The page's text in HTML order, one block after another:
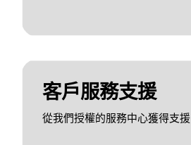
客戶服務支援
從我們授權的服務中心獲得支援